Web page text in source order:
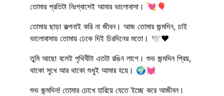
তোমার প্রতিটা নিঃশ্বাসেই আমার ভালোবাসা। 💘🎈
তোমায় ছাড়া কল্পনাই করি না জীবন। আজ তোমার জন্মদিন, চাই
ভালোবাসায় তোমায় ঢেকে দিই চিরদিনের মতো। 🕊️❤️
তুমি আছো বলেই পৃথিবীটা এতটা রঙিন লাগে। শুভ জন্মদিন প্রিয়,
থাকো সুখে আর থাকো শুধুই আমার হয়ে। 🌍💓
শুভ জন্মদিন! তোমার চোখে হারিয়ে যেতে ইচ্ছে করে আজীবন।